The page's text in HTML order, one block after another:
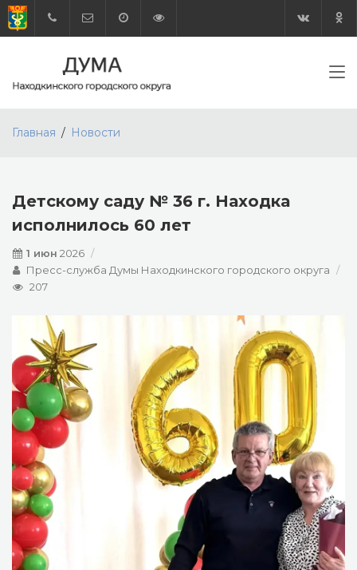
Главная Новости
Детскому саду № 36 г. Находка
исполнилось 60 лет
1 июн 2026
Пресс-служба Думы Находкинского городского округа
207